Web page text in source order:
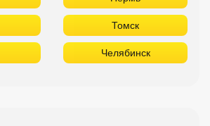
Томск
Челябинск